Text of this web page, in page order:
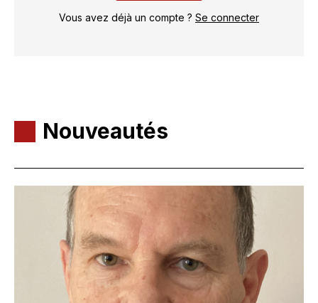
Vous avez déjà un compte ? Se connecter
Nouveautés